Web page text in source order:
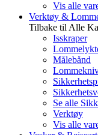
Vis alle
Verktøy &
Tilbake til Alle
Isskraper
Målebånd
Se alle
Verktøy
Vis alle